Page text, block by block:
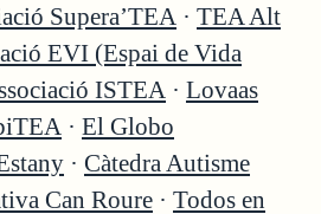
Supera’TEA · TEA Alt
EVI (Espai de Vida
ISTEA · Lovaas
· El Globo
· Càtedra Autisme
Can Roure · Todos en